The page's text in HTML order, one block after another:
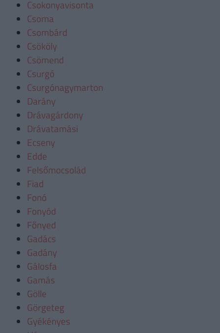
Csokonyavisonta
Csoma
Csombárd
Csököly
Csömend
Csurgó
Csurgónagymarton
Darány
Drávagárdony
Drávatamási
Ecseny
Edde
Felsőmocsolád
Fiad
Fonó
Fonyód
Főnyed
Gadács
Gadány
Gálosfa
Gamás
Gölle
Görgeteg
Gyékényes